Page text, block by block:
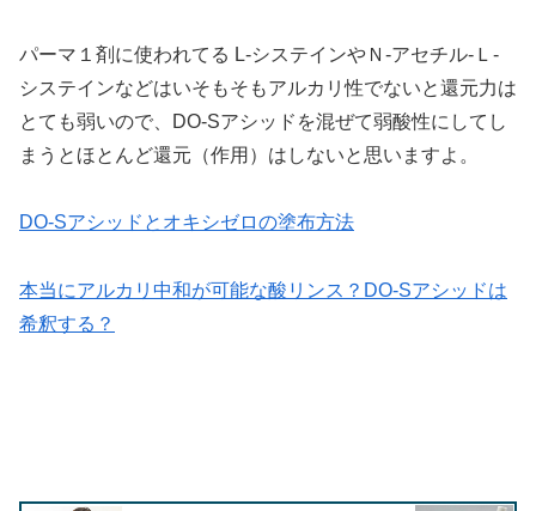
パーマ１剤に使われてる L-システインやＮ-アセチル-Ｌ-
システインなどはいそもそもアルカリ性でないと還元力は
とても弱いので、DO-Sアシッドを混ぜて弱酸性にしてし
まうとほとんど還元（作用）はしないと思いますよ。
DO-Sアシッドとオキシゼロの塗布方法
本当にアルカリ中和が可能な酸リンス？DO-Sアシッドは
希釈する？